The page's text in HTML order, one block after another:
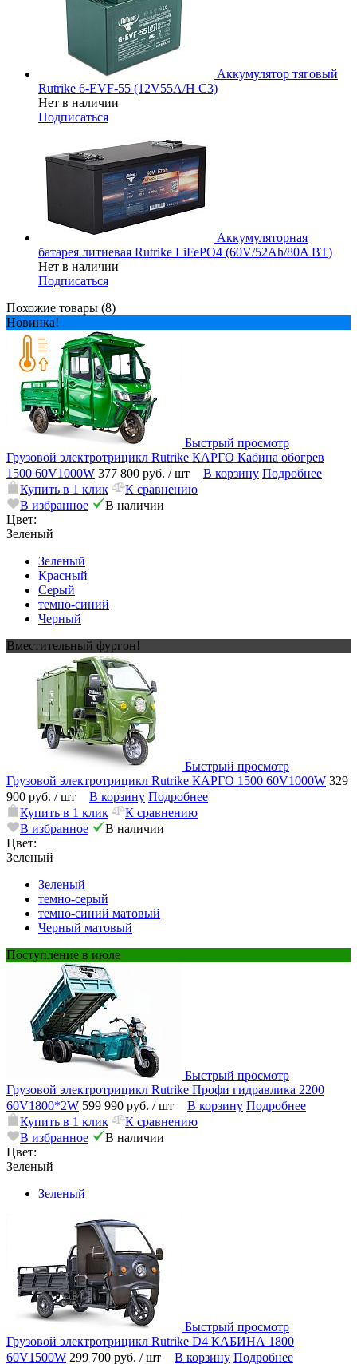
Аккумулятор тяговый
Rutrike 6-EVF-55 (12V55A/H C3)
Нет в наличии
Подписаться
Аккумуляторная
батарея литиевая Rutrike LiFePO4 (60V/52Ah/80A BT)
Нет в наличии
Подписаться
Похожие товары (8)
Новинка!
Быстрый просмотр
Грузовой электротрицикл Rutrike КАРГО Кабина обогрев
1500 60V1000W 377 800 руб. / шт В корзину Подробнее
Купить в 1 клик
К сравнению
В избранное
В наличии
Цвет:
Зеленый
Зеленый
Красный
Серый
темно-синий
Черный
Вместительный фургон!
Быстрый просмотр
Грузовой электротрицикл Rutrike КАРГО 1500 60V1000W 329
900 руб. / шт В корзину Подробнее
Купить в 1 клик
К сравнению
В избранное
В наличии
Цвет:
Зеленый
Зеленый
темно-серый
темно-синий матовый
Черный матовый
Поступление в июле
Быстрый просмотр
Грузовой электротрицикл Rutrike Профи гидравлика 2200
60V1800*2W 599 990 руб. / шт В корзину Подробнее
Купить в 1 клик
К сравнению
В избранное
В наличии
Цвет:
Зеленый
Зеленый
Быстрый просмотр
Грузовой электротрицикл Rutrike D4 КАБИНА 1800
60V1500W 299 700 руб. / шт В корзину Подробнее